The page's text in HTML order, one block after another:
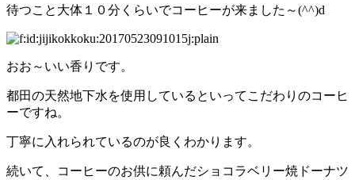
待つこと大体１０分くらいでコーヒーが来ました～(^^)d
おお～いい香りです。
都田の天然地下水を使用しているといってこだわりのコーヒ
ーですね。
丁寧に入れられているのが良くわかります。
続いて、コーヒーのお供に頼んだショコラベリー焼ドーナツ